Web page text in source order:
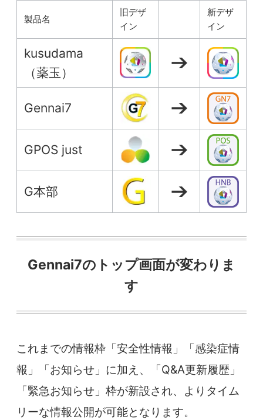
製品名
旧デザ
イン
新デザ
イン
kusudama
（薬玉）
Gennai7
GPOS just
G本部
Gennai7のトップ画面が変わりま
す
これまでの情報枠「安全性情報」「感染症情
報」「お知らせ」に加え、「Q&A更新履歴」
「緊急お知らせ」枠が新設され、よりタイム
リーな情報公開が可能となります。